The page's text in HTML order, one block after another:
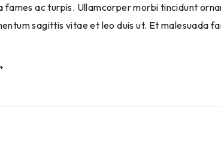
ac turpis. Ullamcorper morbi tincidunt
sagittis vitae et leo duis ut. Et malesuada